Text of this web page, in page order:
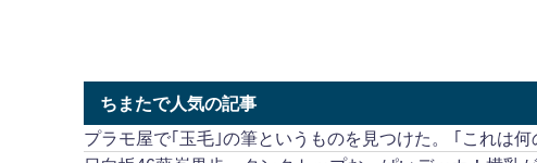
ちまたで人気の記事
プラモ屋で｢玉毛｣の筆というものを見つけた。 ｢これは何